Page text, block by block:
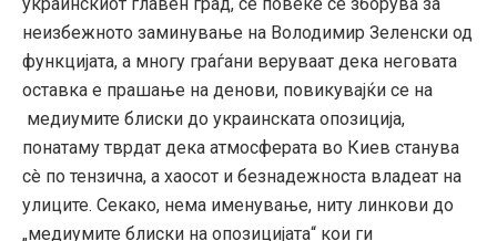
неизбежното заминување на Володимир Зеленски од
функцијата, а многу граѓани веруваат дека неговата
оставка е прашање на денови, повикувајќи се на
медиумите блиски до украинската опозиција,
понатаму тврдат дека атмосферата во Киев станува
сè по тензична, а хаосот и безнадежноста владеат на
улиците. Секако, нема именување, ниту линкови до
„медиумите блиски на опозицијата“ кои ги